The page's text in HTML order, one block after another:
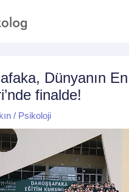
Dünyanın
finalde!
/ Psikoloji